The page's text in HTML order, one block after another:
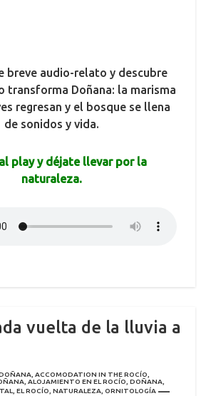
breve audio-relato y descubre
transforma Doñana: la marisma
regresan y el bosque se llena
de sonidos y vida.
play y déjate llevar por la
naturaleza.
vuelta de la lluvia a
, ACCOMODATION IN THE ROCÍO,
, ALOJAMIENTO EN EL ROCÍO, DOÑANA,
EL ROCÍO NATURALEZA ORNITOLOGÍA